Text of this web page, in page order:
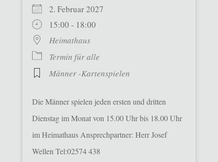
2. Februar 2027
15:00 - 18:00
Heimathaus
Termin für alle
Männer -Kartenspielen
Die Männer spielen jeden ersten und dritten
Dienstag im Monat von 15.00 Uhr bis 18.00 Uhr
im Heimathaus Ansprechpartner: Herr Josef
Wellen Tel:02574 438